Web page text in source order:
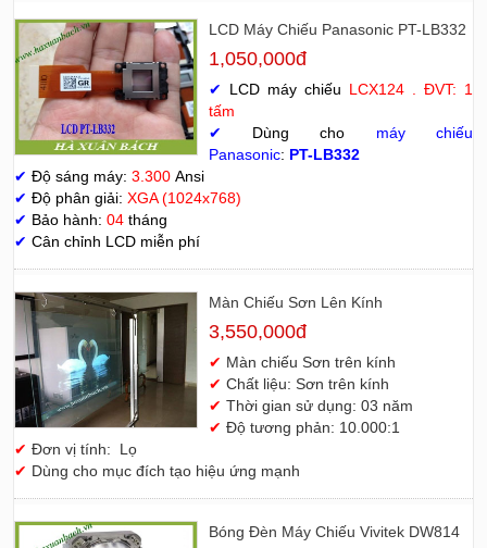
LCD Máy Chiếu Panasonic PT-LB332
1,050,000đ
✔ LCD máy chiếu LCX124 . ĐVT: 1
tấm
✔
Dùng cho máy chiếu
Panasonic: PT-LB332
✔ Độ sáng máy: 3.300 Ansi
✔ Độ phân giải: XGA (1024x768)
✔ Bảo hành: 04 tháng
✔ Cân chỉnh LCD miễn phí
Màn Chiếu Sơn Lên Kính
3,550,000đ
✔ Màn chiếu Sơn trên kính
✔ Chất liệu: Sơn trên kính
✔ Thời gian sử dụng: 03 năm
✔ Độ tương phản: 10.000:1
✔ Đơn vị tính: Lọ
✔ Dùng cho mục đích tạo hiệu ứng mạnh
Bóng Đèn Máy Chiếu Vivitek DW814